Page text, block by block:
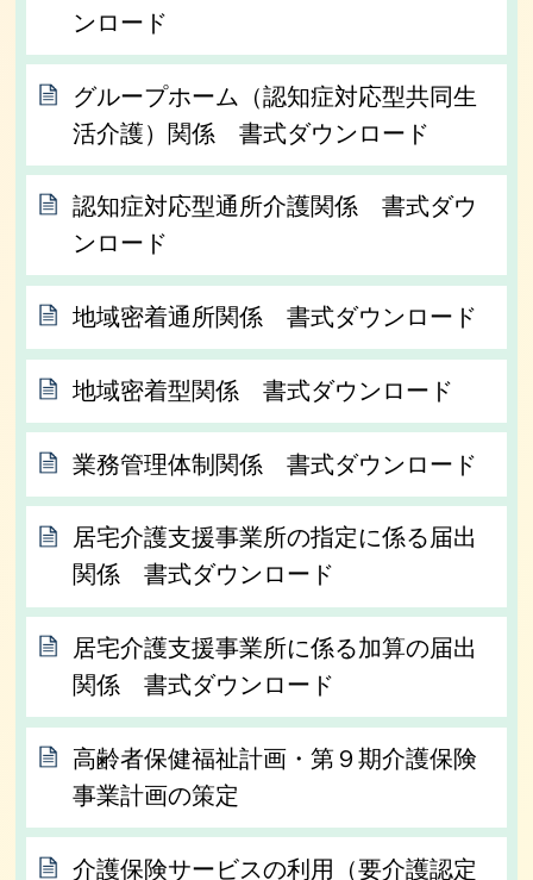
ンロード
グループホーム（認知症対応型共同生
活介護）関係 書式ダウンロード
認知症対応型通所介護関係 書式ダウ
ンロード
地域密着通所関係 書式ダウンロード
地域密着型関係 書式ダウンロード
業務管理体制関係 書式ダウンロード
居宅介護支援事業所の指定に係る届出
関係 書式ダウンロード
居宅介護支援事業所に係る加算の届出
関係 書式ダウンロード
高齢者保健福祉計画・第９期介護保険
事業計画の策定
介護保険サービスの利用（要介護認定